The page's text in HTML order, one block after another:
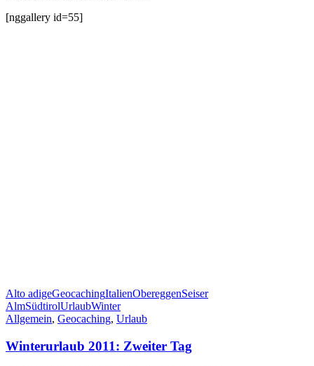
[nggallery id=55]
Alto adigeGeocachingItalienObereggenSeiser
AlmSüdtirolUrlaubWinter
Allgemein, Geocaching, Urlaub
Winterurlaub 2011: Zweiter Tag